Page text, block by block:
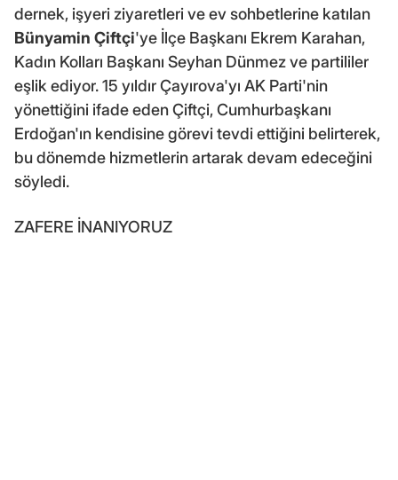
dernek, işyeri ziyaretleri ve ev sohbetlerine katılan
Bünyamin Çiftçi'ye İlçe Başkanı Ekrem Karahan,
Kadın Kolları Başkanı Seyhan Dünmez ve partililer
eşlik ediyor. 15 yıldır Çayırova'yı AK Parti'nin
yönettiğini ifade eden Çiftçi, Cumhurbaşkanı
Erdoğan'ın kendisine görevi tevdi ettiğini belirterek,
bu dönemde hizmetlerin artarak devam edeceğini
söyledi.
ZAFERE İNANIYORUZ